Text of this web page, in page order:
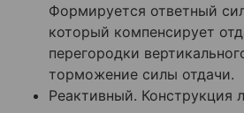
Формируется ответный
который компенсирует
перегородки
торможение силы отдачи.
Реактивный. Конструкция